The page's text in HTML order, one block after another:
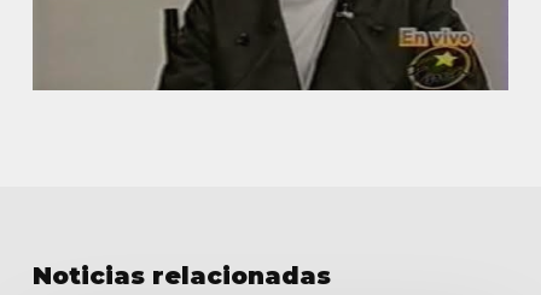
Noticias relacionadas